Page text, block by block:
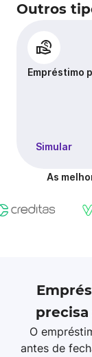
Outros
Empréstimo
Simular
As
O
antes de